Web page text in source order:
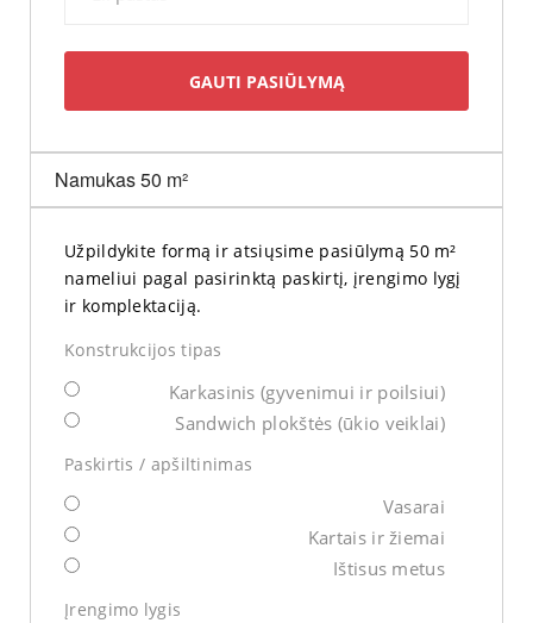
Namukas 50 m²
Užpildykite formą ir atsiųsime pasiūlymą 50 m²
nameliui pagal pasirinktą paskirtį, įrengimo lygį
ir komplektaciją.
Konstrukcijos tipas
Karkasinis (gyvenimui ir poilsiui)
Sandwich plokštės (ūkio veiklai)
Paskirtis / apšiltinimas
Vasarai
Kartais ir žiemai
Ištisus metus
Įrengimo lygis